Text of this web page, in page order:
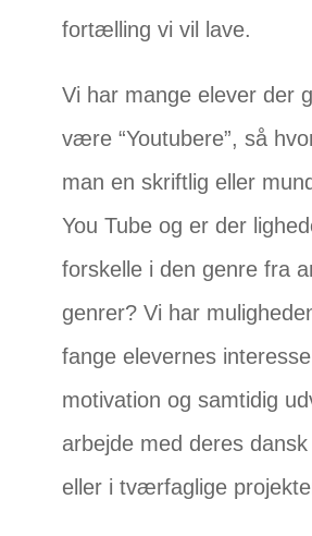
fortælling vi vil lave.
Vi har mange elever der
være “Youtubere”, så
man en skriftlig eller
You Tube og er der
forskelle i den genre fra
genrer? Vi har
fange elevernes
motivation og samtidig
arbejde med deres
eller i tværfaglige